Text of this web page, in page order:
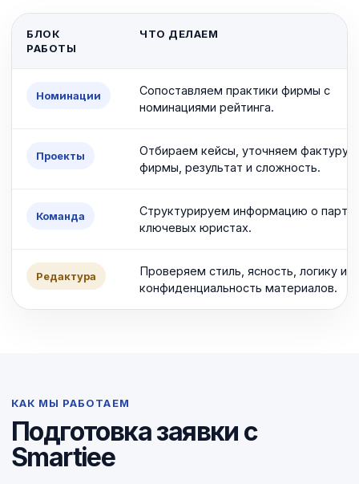
БЛОК
РАБОТЫ
ЧТО ДЕЛАЕМ
Номинации
Сопоставляем практики фирмы с
номинациями рейтинга.
Проекты
Отбираем кейсы, уточняем фактуру,
фирмы, результат и сложность.
Команда
Структурируем информацию о
ключевых юристах.
Редактура
Проверяем стиль, ясность, логику и
конфиденциальность материалов.
КАК МЫ РАБОТАЕМ
Подготовка заявки с
Smartiee